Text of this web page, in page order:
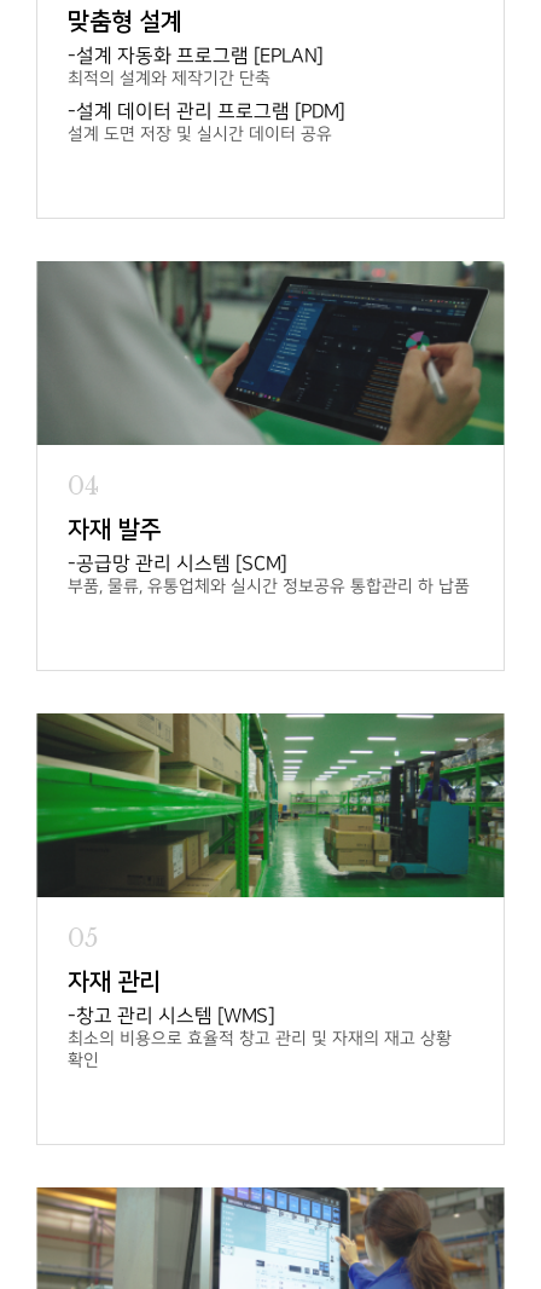
맞춤형 설계
설계 자동화 프로그램 [EPLAN]
최적의 설계와 제작기간 단축
설계 데이터 관리 프로그램 [PDM]
설계 도면 저장 및 실시간 데이터 공유
04
자재 발주
공급망 관리 시스템 [SCM]
부품, 물류, 유통업체와 실시간 정보공유통합관리 하 납품
05
자재 관리
창고 관리 시스템 [WMS]
최소의 비용으로 효율적 창고 관리 및자재의 재고 상황
확인